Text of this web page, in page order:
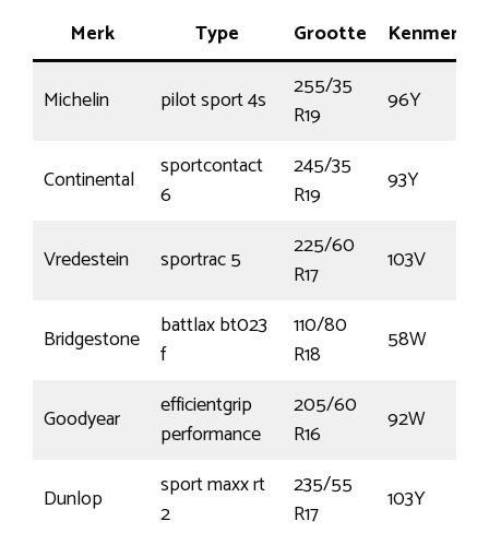
Merk Type Grootte Kenmerk
Michelin pilot sport 4s
255/35
R19
96Y
Continental
sportcontact
6
245/35
R19
93Y
Vredestein sportrac 5
225/60
R17
103V
Bridgestone
battlax bt023
f
110/80
R18
58W
Goodyear
efficientgrip
performance
205/60
R16
92W
Dunlop
sport maxx rt
2
235/55
R17
103Y